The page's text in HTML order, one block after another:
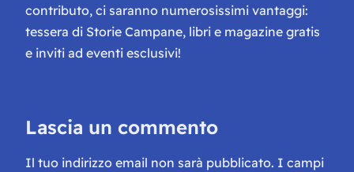
contributo, ci saranno numerosissimi vantaggi:
tessera di Storie Campane, libri e magazine gratis
e inviti ad eventi esclusivi!
Lascia un commento
Il tuo indirizzo email non sarà pubblicato. I campi